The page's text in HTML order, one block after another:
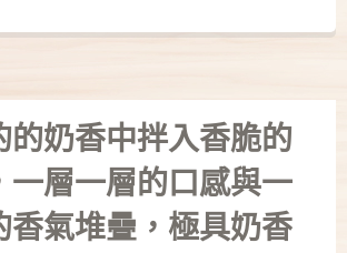
的奶香中拌入香脆的
一層一層的口感與一
氣堆疊， 極具奶香